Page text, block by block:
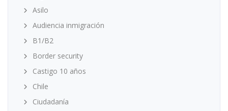
Asilo
Audiencia inmigración
B1/B2
Border security
Castigo 10 años
Chile
Ciudadanía